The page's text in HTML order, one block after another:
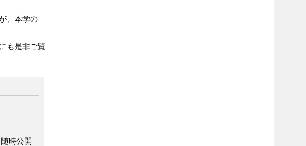
、本学の
も是非ご覧
時公開